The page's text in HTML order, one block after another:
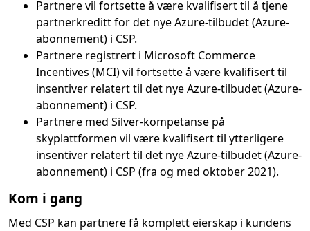
Partnere vil fortsette å være kvalifisert til å tjene
partnerkreditt for det nye Azure-tilbudet (Azure-
abonnement) i CSP.
Partnere registrert i Microsoft Commerce
Incentives (MCI) vil fortsette å være kvalifisert til
insentiver relatert til det nye Azure-tilbudet (Azure-
abonnement) i CSP.
Partnere med Silver-kompetanse på
skyplattformen vil være kvalifisert til ytterligere
insentiver relatert til det nye Azure-tilbudet (Azure-
abonnement) i CSP (fra og med oktober 2021).
Kom i gang
Med CSP kan partnere få komplett eierskap i kundens